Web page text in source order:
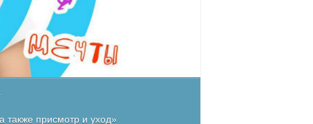
также присмотр и уход»